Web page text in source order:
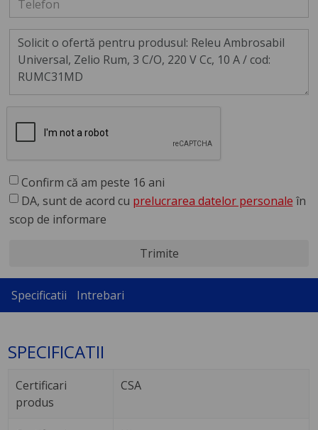
Confirm că am peste 16 ani
DA, sunt de acord cu prelucrarea datelor personale în
scop de informare
Trimite
Specificatii Intrebari
SPECIFICATII
Certificari
produs
CSA